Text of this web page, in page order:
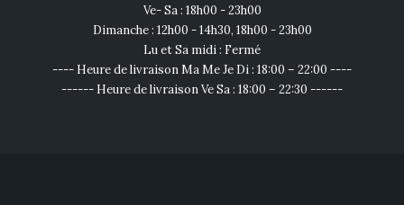
Ve- Sa : 18h00 - 23h00
Dimanche : 12h00 - 14h30, 18h00 - 23h00
Lu et Sa midi : Fermé
---- Heure de livraison Ma Me Je Di : 18:00 – 22:00 ----
------ Heure de livraison Ve Sa : 18:00 – 22:30 ------